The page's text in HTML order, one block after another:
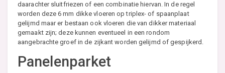
daarachter sluitfriezen of een combinatie hiervan. In de regel
worden deze 6 mm dikke vloeren op triplex- of spaanplaat
gelijmd maar er bestaan ook vloeren die van dikker materiaal
gemaakt zijn; deze kunnen eventueel in een rondom
aangebrachte groef in de zijkant worden gelijmd of gespijkerd.
Panelenparket